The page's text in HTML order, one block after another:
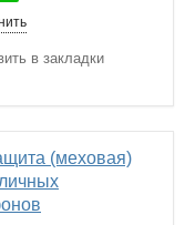
в закладки
(меховая)